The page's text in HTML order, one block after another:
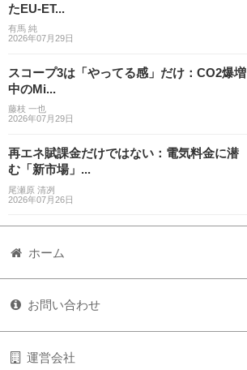
たEU-ET...
有馬 純
2026年07月29日
スコープ3は「やってる感」だけ：CO2爆増
中のMi...
藤枝 一也
2026年07月29日
再エネ賦課金だけではない：電気料金に潜
む「新市場」...
尾瀬原 清冽
2026年07月26日
ホーム
お問い合わせ
運営会社